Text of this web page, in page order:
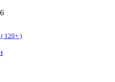
( 120+ )